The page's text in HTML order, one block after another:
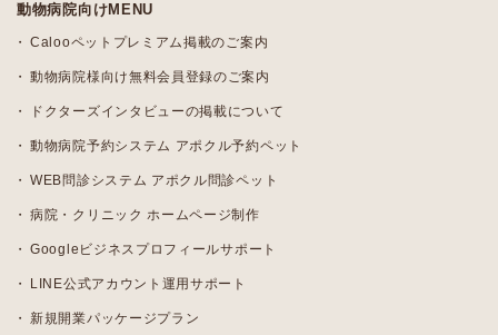
動物病院向けMENU
Calooペットプレミアム掲載のご案内
動物病院様向け無料会員登録のご案内
ドクターズインタビューの掲載について
動物病院予約システム アポクル予約ペット
WEB問診システム アポクル問診ペット
病院・クリニック ホームページ制作
Googleビジネスプロフィールサポート
LINE公式アカウント運用サポート
新規開業パッケージプラン